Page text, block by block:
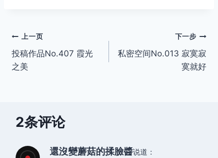
文
章
上一页
投稿作品No.407 霞光
之美
下一步
私密空间No.013 寂寞寂
寞就好
2条评论
還沒變蘑菇的揉臉醬说道：